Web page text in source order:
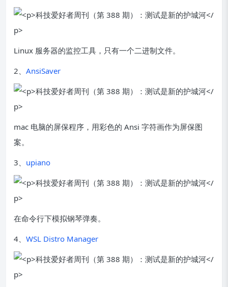
Linux 服务器的监控工具，只有一个二进制文件。
2、 AnsiSaver
mac 电脑的屏保程序，用彩色的 Ansi 字符画作为屏保图
案。
3、 upiano
在命令行下模拟钢琴弹奏。
4、 WSL Distro Manager